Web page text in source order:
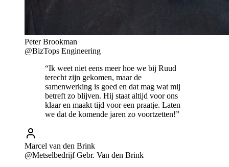
Peter Brookman
@BizTops Engineering
“Ik weet niet eens meer hoe we bij Ruud
terecht zijn gekomen, maar de
samenwerking is goed en dat mag wat mij
betreft zo blijven. Hij staat altijd voor ons
klaar en maakt tijd voor een praatje. Laten
we dat de komende jaren zo voortzetten!”
Marcel van den Brink
@Metselbedrijf Gebr. Van den Brink